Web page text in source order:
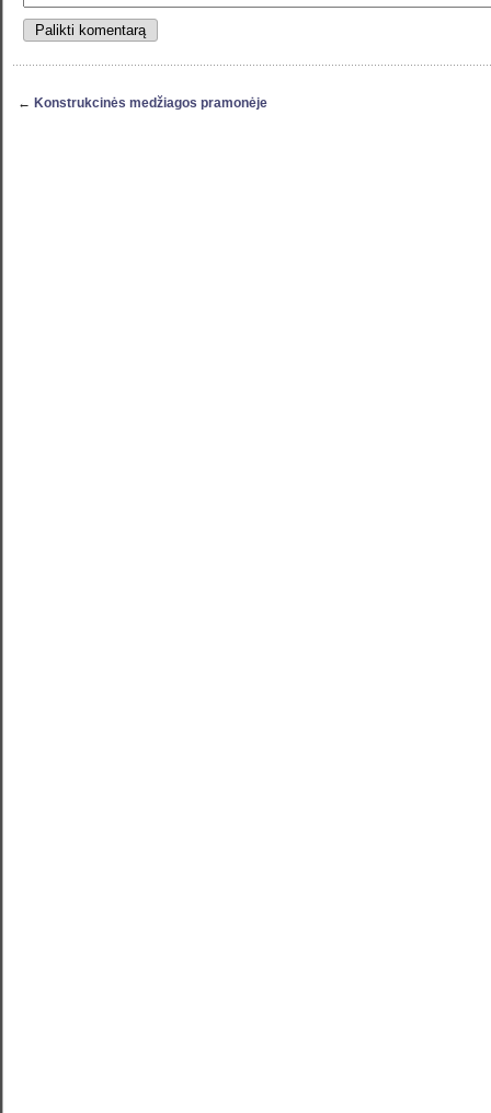
← Konstrukcinės medžiagos pramonėje